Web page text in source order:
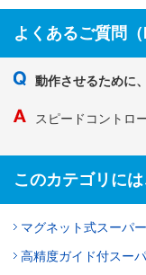
よくあるご質問（
動作させるために
スピードコントロ
このカテゴリに
マグネット式スーパ
高精度ガイド付スー